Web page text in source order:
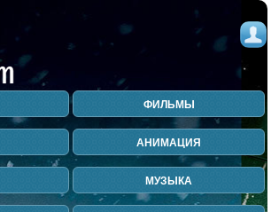
ФИЛЬМЫ
АНИМАЦИЯ
МУЗЫКА